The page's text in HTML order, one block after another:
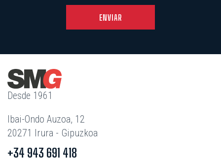
ENVIAR
Desde 1961
Ibai-Ondo Auzoa, 12
20271 Irura - Gipuzkoa
+34 943 691 418